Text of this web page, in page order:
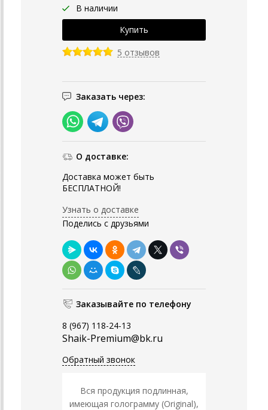
В наличии
5 отзывов
Заказать через:
О доставке:
Доставка может быть
БЕСПЛАТНОЙ!
Узнать о доставке
Поделись с друзьями
Заказывайте по телефону
8 (967) 118-24-13
Shaik-Premium@bk.ru
Обратный звонок
Вся продукция подлинная,
имеющая голограмму (Original),